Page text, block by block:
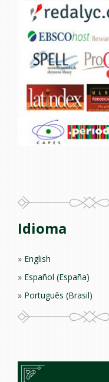
Idioma
English
Español (España)
Português (Brasil)